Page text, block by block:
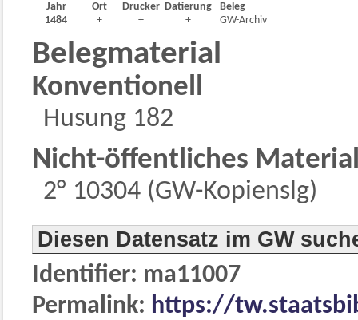
Jahr Ort Drucker Datierung
Beleg
1484
+ + + GW-Archiv
Belegmaterial
Konventionell
Husung 182
Nicht-öffentliches
2° 10304 (GW-Kopienslg)
Diesen Datensatz im GW
Identifier: ma11007
Permalink: https://